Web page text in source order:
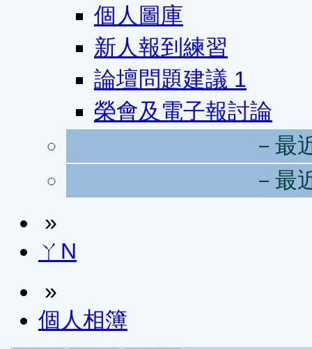
個人圖庫
新人報到練習
論壇問題建議 1
榮會及電子報討論
－最
－最
»
ㄚN
»
個人相簿